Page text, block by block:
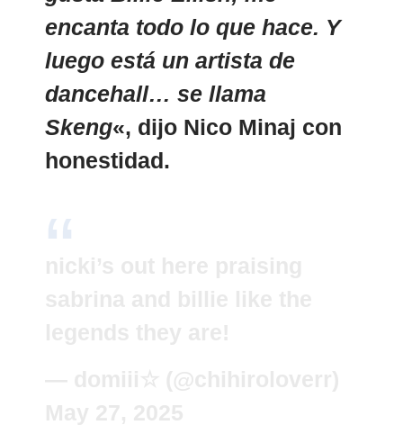
encanta todo lo que hace. Y
luego está un artista de
dancehall… se llama
Skeng«, dijo Nico Minaj con
honestidad.